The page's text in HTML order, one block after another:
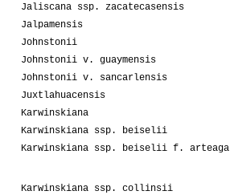
Jaliscana ssp. zacatecasensis
Jalpamensis
Johnstonii
Johnstonii v. guaymensis
Johnstonii v. sancarlensis
Juxtlahuacensis
Karwinskiana
Karwinskiana ssp. beiselii
Karwinskiana ssp. beiselii f. arteaga
Karwinskiana ssp. collinsii